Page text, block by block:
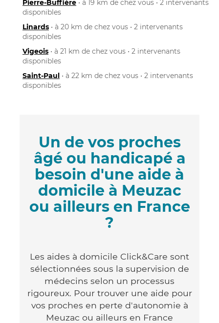
Pierre-Buffière • à 19 km de chez vous • 2 intervenants
disponibles
Linards • à 20 km de chez vous • 2 intervenants
disponibles
Vigeois • à 21 km de chez vous • 2 intervenants
disponibles
Saint-Paul • à 22 km de chez vous • 2 intervenants
disponibles
Un de vos proches
âgé ou handicapé a
besoin d'une aide à
domicile à Meuzac
ou ailleurs en France
?
Les aides à domicile Click&Care sont
sélectionnées sous la supervision de
médecins selon un processus
rigoureux. Pour trouver une aide pour
vos proches en perte d'autonomie à
Meuzac ou ailleurs en France